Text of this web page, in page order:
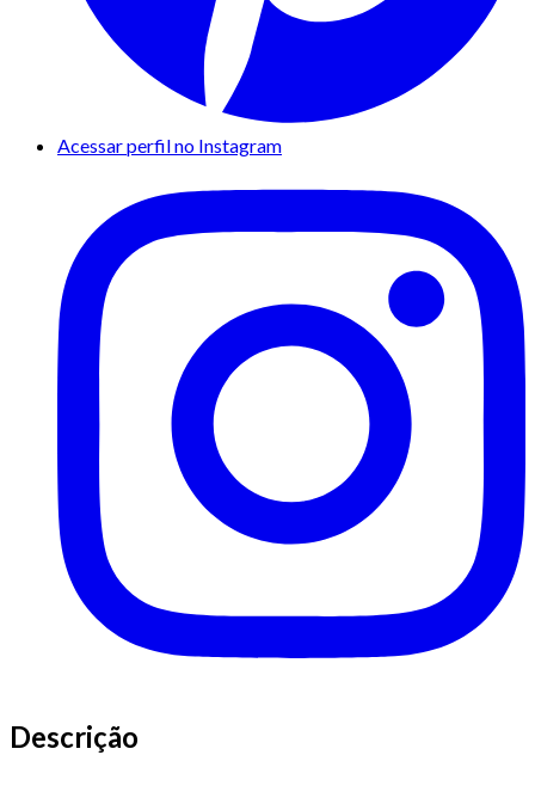
Acessar perfil no Instagram
Descrição